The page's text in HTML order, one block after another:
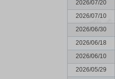
2026/07/20
2026/07/10
2026/06/30
2026/06/18
2026/06/10
2026/05/29